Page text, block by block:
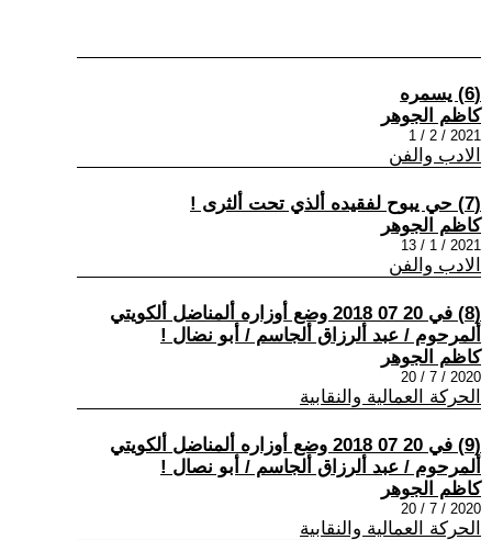
(6) يسمره
كاظم الجوهر
2021 / 2 / 1
الادب والفن
(7) حي يبوح لفقيده ألذي تحت ألثرى !
كاظم الجوهر
2021 / 1 / 13
الادب والفن
(8) في 20 07 2018 وضع أوزاره ألمناضل ألكويتي
ألمرحوم / عبد ألرزاق ألجاسم / أبو نضال !
كاظم الجوهر
2020 / 7 / 20
الحركة العمالية والنقابية
(9) في 20 07 2018 وضع أوزاره ألمناضل ألكويتي
ألمرحوم / عبد ألرزاق ألجاسم / أبو نصال !
كاظم الجوهر
2020 / 7 / 20
الحركة العمالية والنقابية